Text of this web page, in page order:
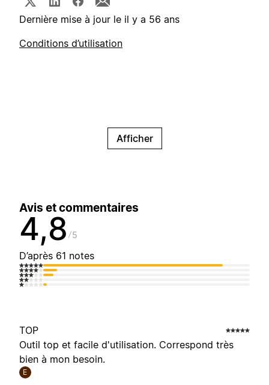
Dernière mise à jour le il y a 56 ans
Conditions d’utilisation
Afficher
Avis et commentaires
4,8 5
D’après 61 notes
TOP
Outil top et facile d'utilisation. Correspond très
bien à mon besoin.
E